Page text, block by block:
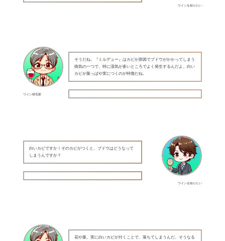
ワインを知りたい
ワイン研究家
そうだね。『ミルデュー』はカビが原因でブドウがかかってしまう
病気の一つで、特に湿気が多いところでよく発生するんだよ。白い
カビが葉っぱや実につくのが特徴だね。
ワインを知りたい
白いカビですか！そのカビがつくと、ブドウはどうなって
しまうんですか？
花や葉、実に白いカビが付くことで、落ちてしまうんだ。そうなる